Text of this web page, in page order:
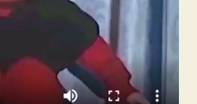
monde
cinéma